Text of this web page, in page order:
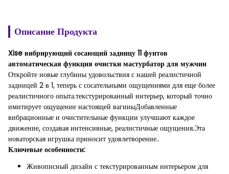
Описание Продукта
Xise вибрирующий сосающий задницу 11 фунтов
автоматическая функция очистки мастурбатор для мужчин
Откройте новые глубины удовольствия с нашей реалистичной
задницей 2 в 1, теперь с сосательными ощущениями для еще более
реалистичного опыта.текстурированный интерьер, который точно
имитирует ощущение настоящей вагиныДобавленные
вибрационные и очистительные функции улучшают каждое
движение, создавая интенсивные, реалистичные ощущения.Эта
новаторская игрушка приносит удовлетворение..
Ключевые особенности:
Живописный дизайн с текстурированным интерьером для